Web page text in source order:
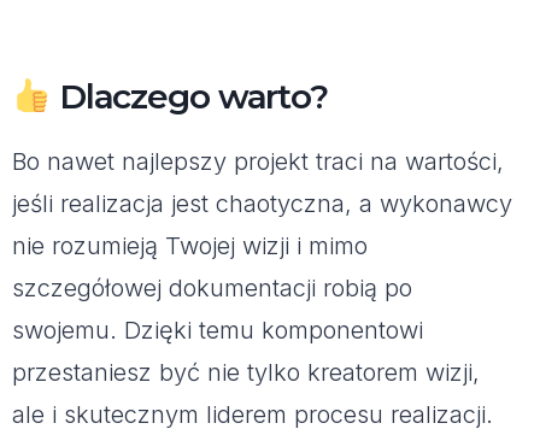
Dlaczego warto?
Bo nawet najlepszy projekt traci na wartości,
jeśli realizacja jest chaotyczna, a wykonawcy
nie rozumieją Twojej wizji i mimo
szczegółowej dokumentacji robią po
swojemu. Dzięki temu komponentowi
przestaniesz być nie tylko kreatorem wizji,
ale i skutecznym liderem procesu realizacji.